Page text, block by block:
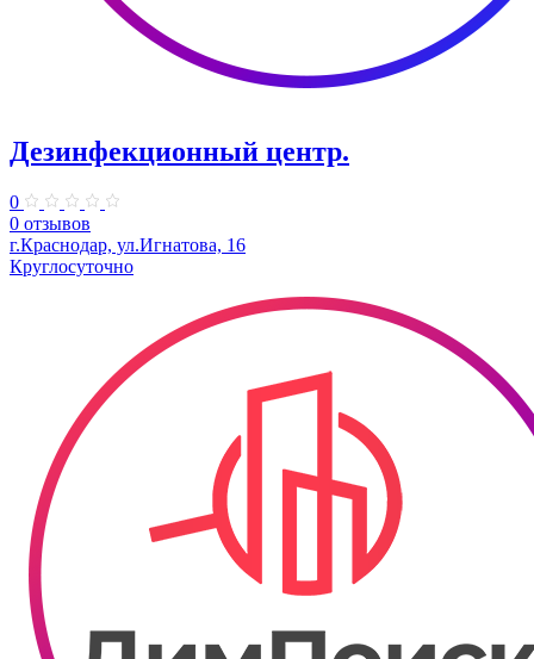
Дезинфекционный центр.
0
0 отзывов
г.Краснодар, ул.Игнатова, 16
Круглосуточно